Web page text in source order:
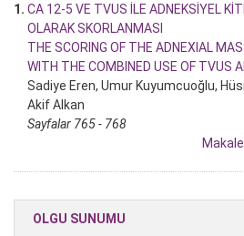
1. CA 12-5 VE TVUS İLE ADNEKSİYEL
OLARAK SKORLANMASI
THE SCORING OF THE ADNEXIAL
WITH THE COMBINED USE OF TVUS
Sadiye Eren, Umur Kuyumcuoğlu,
Akif Alkan
Sayfalar 765 - 768
OLGU SUNUMU